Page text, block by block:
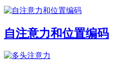
自注意力和位置编码